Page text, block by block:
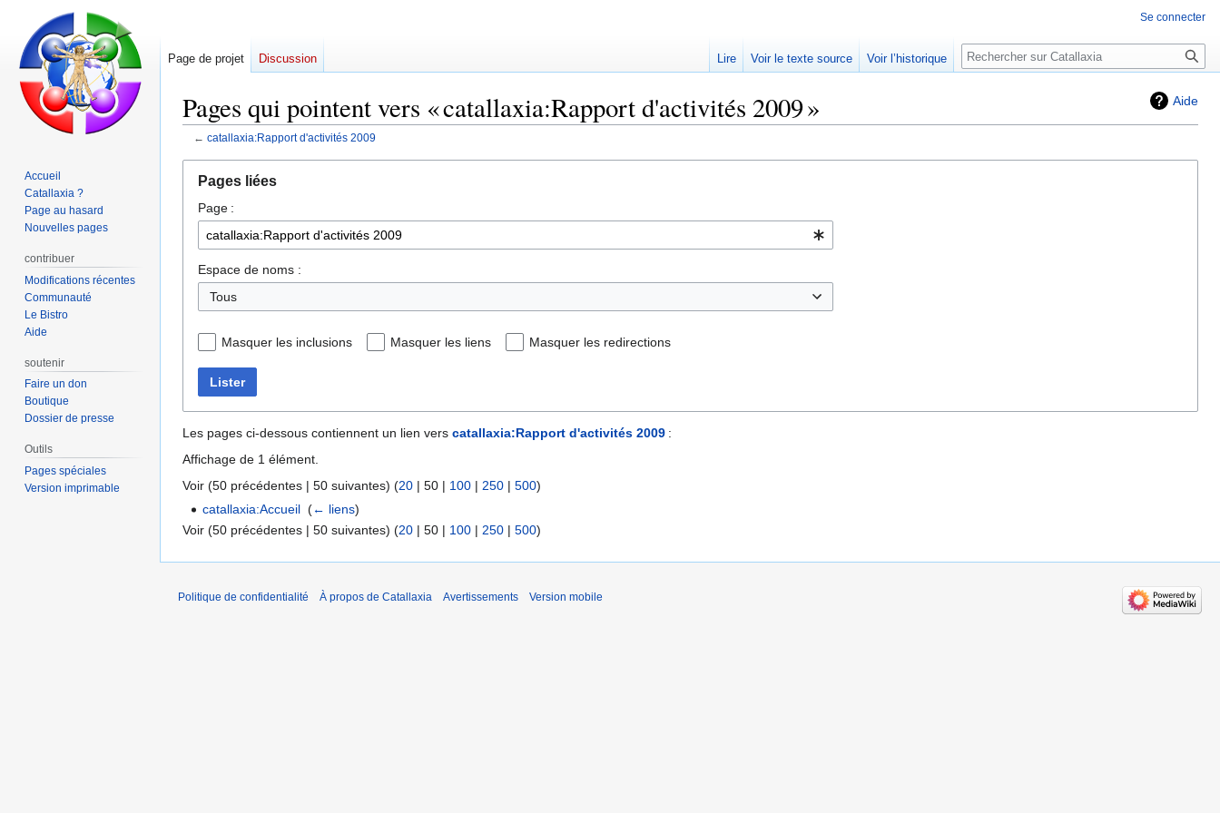
Aide
Pages qui pointent vers « catallaxia:Rapport d'activités 2009 »
← catallaxia:Rapport d'activités 2009
navigation
recherche
Pages liées
Page :
Espace de noms :
Tous
Masquer les inclusions Masquer les liens Masquer les redirections
Lister
Les pages ci-dessous contiennent un lien vers catallaxia:Rapport d'activités 2009 :
Affichage de 1 élément.
Voir (50 précédentes | 50 suivantes) (20 | 50 | 100 | 250 | 500)
catallaxia:Accueil ‎(← liens)
Voir (50 précédentes | 50 suivantes) (20 | 50 | 100 | 250 | 500)
Se connecter
Page de projet Discussion Lire Voir le texte source Voir l’historique Rechercher
Accueil
Catallaxia ?
Page au hasard
Nouvelles pages
contribuer
Modifications récentes
Communauté
Le Bistro
Aide
soutenir
Faire un don
Boutique
Dossier de presse
Outils
Pages spéciales
Version imprimable
Politique de confidentialité À propos de Catallaxia Avertissements Version mobile